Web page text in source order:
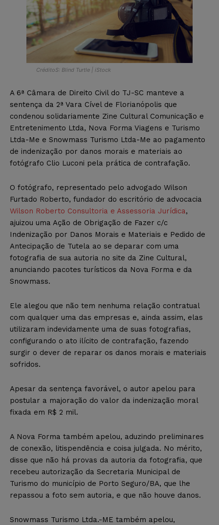
CréditoS: Blind Turtle | iStock
A 6ª Câmara de Direito Civil do TJ-SC manteve a
sentença da 2ª Vara Cível de Florianópolis que
condenou solidariamente Zine Cultural Comunicação e
Entretenimento Ltda, Nova Forma Viagens e Turismo
Ltda-Me e Snowmass Turismo Ltda-Me ao pagamento
de indenização por danos morais e materiais ao
fotógrafo Clio Luconi pela prática de contrafação.
O fotógrafo, representado pelo advogado Wilson
Furtado Roberto, fundador do escritório de advocacia
Wilson Roberto Consultoria e Assessoria Jurídica,
ajuizou uma Ação de Obrigação de Fazer c/c
Indenização por Danos Morais e Materiais e Pedido de
Antecipação de Tutela ao se deparar com uma
fotografia de sua autoria no site da Zine Cultural,
anunciando pacotes turísticos da Nova Forma e da
Snowmass.
Ele alegou que não tem nenhuma relação contratual
com qualquer uma das empresas e, ainda assim, elas
utilizaram indevidamente uma de suas fotografias,
configurando o ato ilícito de contrafação, fazendo
surgir o dever de reparar os danos morais e materiais
sofridos.
Apesar da sentença favorável, o autor apelou para
postular a majoração do valor da indenização moral
fixada em R$ 2 mil.
A Nova Forma também apelou, aduzindo preliminares
de conexão, litispendência e coisa julgada. No mérito,
disse que não há provas da autoria da fotografia, que
recebeu autorização da Secretaria Municipal de
Turismo do município de Porto Seguro/BA, que lhe
repassou a foto sem autoria, e que não houve danos.
Snowmass Turismo Ltda.-ME também apelou,